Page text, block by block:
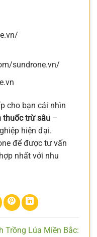
sundrone.vn/
cho bạn cái nhìn
thuốc trừ sâu –
hiện đại.
để được tư vấn
nhất với nhu
Trồng Lúa Miền Bắc: